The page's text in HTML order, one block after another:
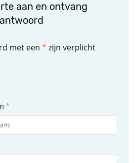
aan en ontvang
met een * zijn verplicht